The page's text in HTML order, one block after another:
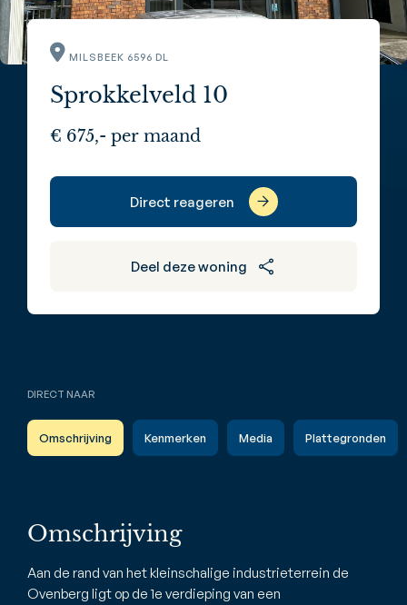
MILSBEEK 6596 DL
Sprokkelveld 10
€ 675,- per maand
Direct reageren
Deel deze woning
DIRECT NAAR
Omschrijving Kenmerken Media Plattegronden
Omschrijving
Aan de rand van het kleinschalige industrieterrein de
Ovenberg ligt op de 1e verdieping van een